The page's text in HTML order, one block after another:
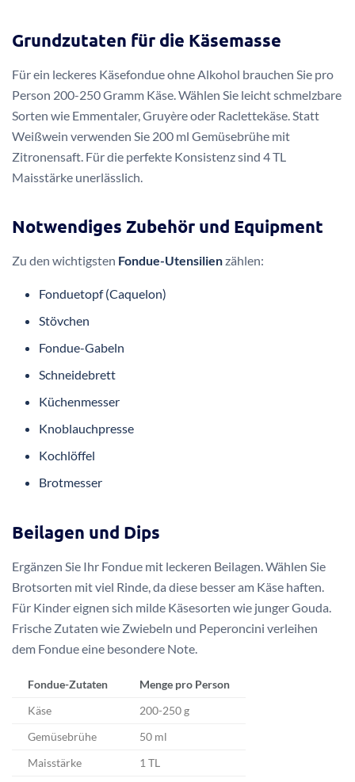
Grundzutaten für die Käsemasse
Für ein leckeres Käsefondue ohne Alkohol brauchen Sie pro
Person 200-250 Gramm Käse. Wählen Sie leicht schmelzbare
Sorten wie Emmentaler, Gruyère oder Raclettekäse. Statt
Weißwein verwenden Sie 200 ml Gemüsebrühe mit
Zitronensaft. Für die perfekte Konsistenz sind 4 TL
Maisstärke unerlässlich.
Notwendiges Zubehör und Equipment
Zu den wichtigsten Fondue-Utensilienzählen:
Fonduetopf (Caquelon)
Stövchen
Fondue-Gabeln
Schneidebrett
Küchenmesser
Knoblauchpresse
Kochlöffel
Brotmesser
Beilagen und Dips
Ergänzen Sie Ihr Fondue mit leckeren Beilagen. Wählen Sie
Brotsorten mit viel Rinde, da diese besser am Käse haften.
Für Kinder eignen sich milde Käsesorten wie junger Gouda.
Frische Zutaten wie Zwiebeln und Peperoncini verleihen
dem Fondue eine besondere Note.
Fondue-Zutaten Menge pro Person
Käse 200-250 g
Gemüsebrühe 50 ml
Maisstärke 1 TL